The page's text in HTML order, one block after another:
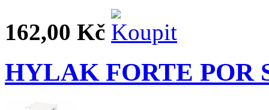
162,00 Kč
HYLAK FORTE POR